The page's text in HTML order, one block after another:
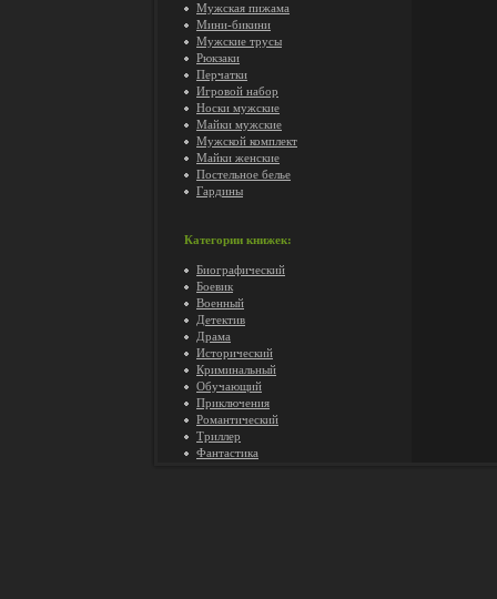
Мужская пижама
Мини-бикини
Мужские трусы
Рюкзаки
Перчатки
Игровой набор
Носки мужские
Майки мужские
Мужской комплект
Майки женские
Постельное белье
Гардины
Категории книжек:
Биографический
Боевик
Военный
Детектив
Драма
Исторический
Криминальный
Обучающий
Приключения
Романтический
Триллер
Фантастика